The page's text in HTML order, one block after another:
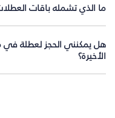
ما الذي تشمله باقات
هل يمكنني الحجز لعطلة في
الأخيرة؟